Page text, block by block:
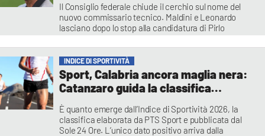
Il Consiglio federale chiude il cerchio sul nome del
nuovo commissario tecnico. Maldini e Leonardo
lasciano dopo lo stop alla candidatura di Pirlo
INDICE DI SPORTIVITÀ
Sport, Calabria ancora maglia nera:
Catanzaro guida la classifica
regionale (ma è all’86esimo posto)
È quanto emerge dall’Indice di Sportività 2026, la
classifica elaborata da PTS Sport e pubblicata dal
Sole 24 Ore. L’unico dato positivo arriva dalla